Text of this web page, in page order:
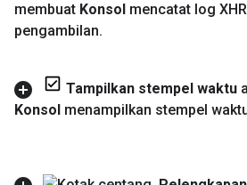
membuat Konsol mencatat log
pengambilan.
Tampilkan stempel waktu
Konsol menampilkan stempel